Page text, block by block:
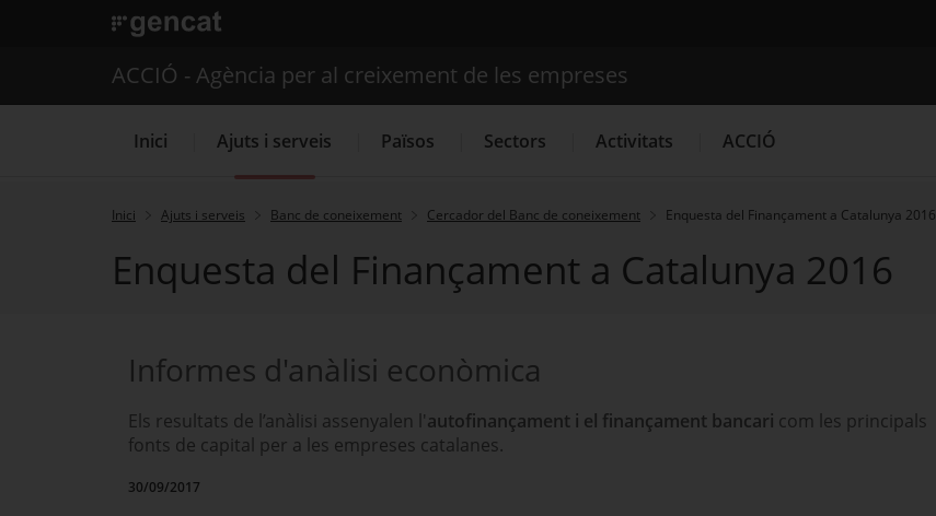
. Obre en una nova finestra.
Cercador
Serveis d'internacionalització Serveis d'innovació Convocatòries d'ajuts obertes
ACCIÓ - Agència per al creixement de les empreses
Inici Ajuts i serveis Països Sectors Activitats ACCIÓ
Inici Ajuts i serveis Banc de coneixement Cercador del Banc de coneixement Enquesta del Finançament a Catalunya 2016
Enquesta del Finançament a Catalunya 2016
Informes d'anàlisi econòmica
Els resultats de l’anàlisi assenyalen l'autofinançament i el finançament bancari com les principals
fonts de capital per a les empreses catalanes.
30/09/2017